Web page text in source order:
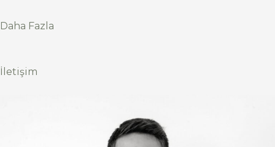
Daha Fazla
İletişim